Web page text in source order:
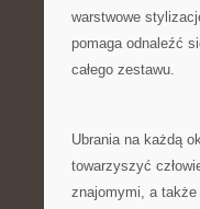
warstwowe
pomaga odnaleźć
całego zestawu.
Ubrania na każdą
towarzyszyć
znajomymi, a także